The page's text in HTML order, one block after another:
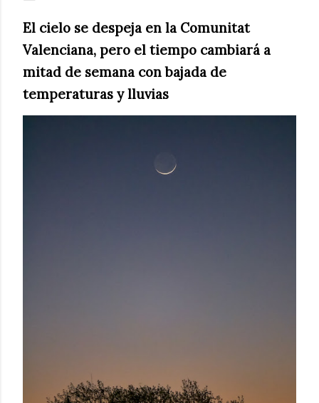
El cielo se despeja en la Comunitat
Valenciana, pero el tiempo cambiará a
mitad de semana con bajada de
temperaturas y lluvias